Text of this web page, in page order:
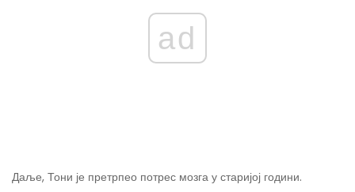
ad
Даље, Тони је претрпео потрес мозга у старијој години.